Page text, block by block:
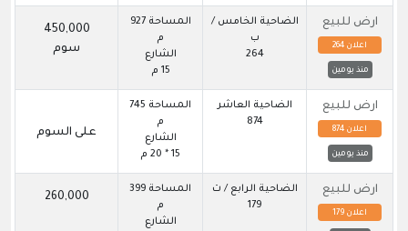
ارض للبيع
اعلان 264
منذ يومين
الضاحية الخامس /
ب
264
المساحة 927
م
الشارع
15 م
450,000
سوم
ارض للبيع
اعلان 874
منذ يومين
الضاحية العاشر
874
المساحة 745
م
الشارع
15 * 20 م
على السوم
ارض للبيع
اعلان 179
الضاحية الرابع / ت
179
المساحة 399
م
الشارع
260,000